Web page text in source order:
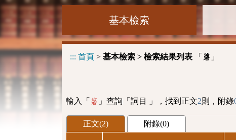
基本檢索
::: 首頁 > 基本檢索 > 檢索結果列表 「 碆 」
輸入「 碆 」查詢「詞目 」，找到正文2則，附錄
正文(2) 附錄(0)